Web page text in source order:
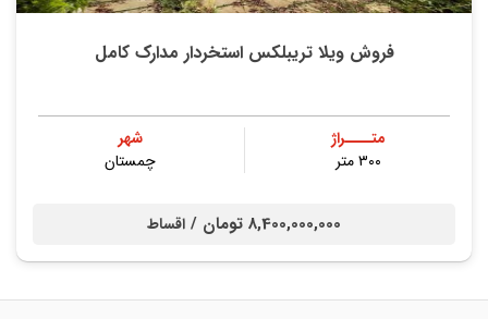
فروش ویلا تریبلکس استخردار مدارک کامل
متــــراژ
۳۰۰ متر
شهر
چمستان
8,400,000,000 تومان / اقساط